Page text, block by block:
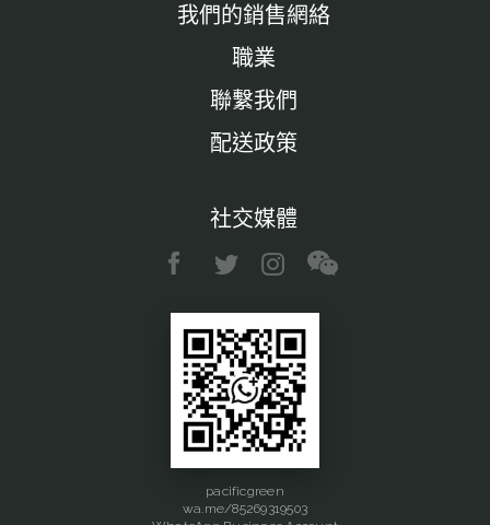
我們的銷售網絡
職業
聯繫我們
配送政策
社交媒體
pacificgreen
wa.me/85269319503